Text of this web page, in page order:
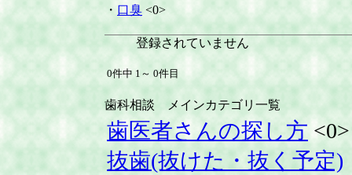
・ 口臭 <0>
登録されていません
0件中 1～ 0件目
歯科相談 メインカテゴリ一覧
歯医者さんの探し方 <0>
抜歯(抜けた・抜く予定)